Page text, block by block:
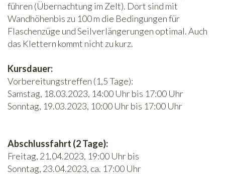
führen (Übernachtung im Zelt). Dort sind mit
Wandhöhenbis zu 100 m die Bedingungen für
Flaschenzüge und Seilverlängerungen optimal. Auch
das Klettern kommt nicht zu kurz.
Kursdauer:
Vorbereitungstreffen (1,5 Tage):
Samstag, 18.03.2023, 14:00 Uhr bis 17:00 Uhr
Sonntag, 19.03.2023, 10:00 Uhr bis 17:00 Uhr
Abschlussfahrt (2 Tage):
Freitag, 21.04.2023, 19:00 Uhr bis
Sonntag, 23.04.2023, ca. 17:00 Uhr